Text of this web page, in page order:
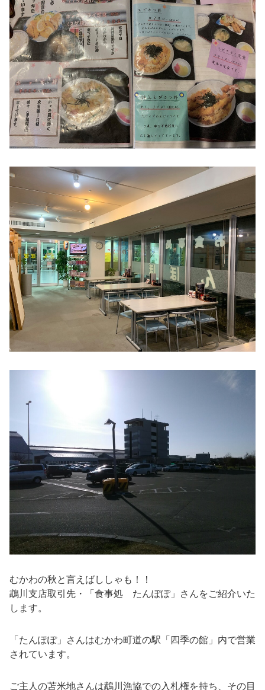
むかわの秋と言えばししゃも！！
鵡川支店取引先・「食事処 たんぽぽ」さんをご紹介いた
します。
「たんぽぽ」さんはむかわ町道の駅「四季の館」内で営業
されています。
ご主人の苫米地さんは鵡川漁協での入札権を持ち、その目